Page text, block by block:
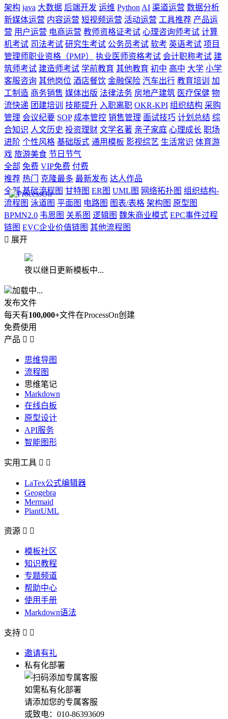
架构 java 大数据 后端开发 运维 Python AI 渠道运营 数据分析
新媒体运营 内容运营 短视频运营 活动运营 工具推荐 产品运
营 用户运营 电商运营 教师资格证考试 心理咨询师考试 计算
机考试 司法考试 研究生考试 公务员考试 软考 英语考试 项目
管理师职业资格（PMP）
执业医师资格考试 会计职称考试 建
筑师考试 建造师考试 学前教育 其他教育 初中 高中 大学 小学
客服咨询 其他岗位 酒店餐饮 金融保险 汽车出行 教育培训
加
工制造 商务销售 媒体出版 法律法务 房地产建筑 医疗保健 物
流快递 团建培训 技能提升 入职离职 OKR-KPI 组织结构 采购
管理 会议纪要 SOP 成本管控 销售管理 面试技巧 计划总结 综
合知识 人文历史 投资理财 文学名著 亲子家庭 心理成长 职场
进阶 个性风格 基础版式 通用模板 影视综艺 生活常识 体育游
戏 旅游美食 节日节气
全部 免费 VIP免费 付费
推荐 热门 克隆最多 最新发布 达人作品
全部 基础流程图 甘特图 ER图 UML图 网络拓扑图 组织结构-
流程图 泳道图 平面图 电路图 图表/表格 架构图 原型图
BPMN2.0 韦恩图 关系图 逻辑图 魏朱商业模式 EPC事件过程
链图 EVC企业价值链图 其他流程图
 展开
夜以继日更新模板中...
加载中...
发布文件
每天有100,000+文件在ProcessOn创建
免费使用
产品  
思维导图
流程图
思维笔记
Markdown
在线白板
原型设计
API服务
智能图形
实用工具  
LaTex公式编辑器
Geogebra
Mermaid
PlantUML
资源  
模板社区
知识教程
专题频道
帮助中心
使用手册
Markdown语法
支持  
邀请有礼
私有化部署
如需私有化部署
请添加您的专属客服
或致电：010-86393609